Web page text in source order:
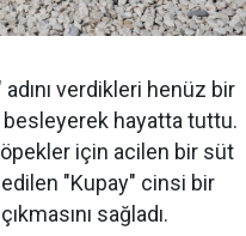
verdikleri henüz bir
hayatta tuttu.
için acilen bir süt
edilen "Kupay" cinsi bir
sağladı.